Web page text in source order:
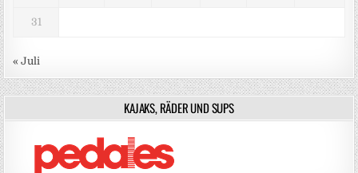
31
« Juli
KAJAKS, RÄDER UND SUPS